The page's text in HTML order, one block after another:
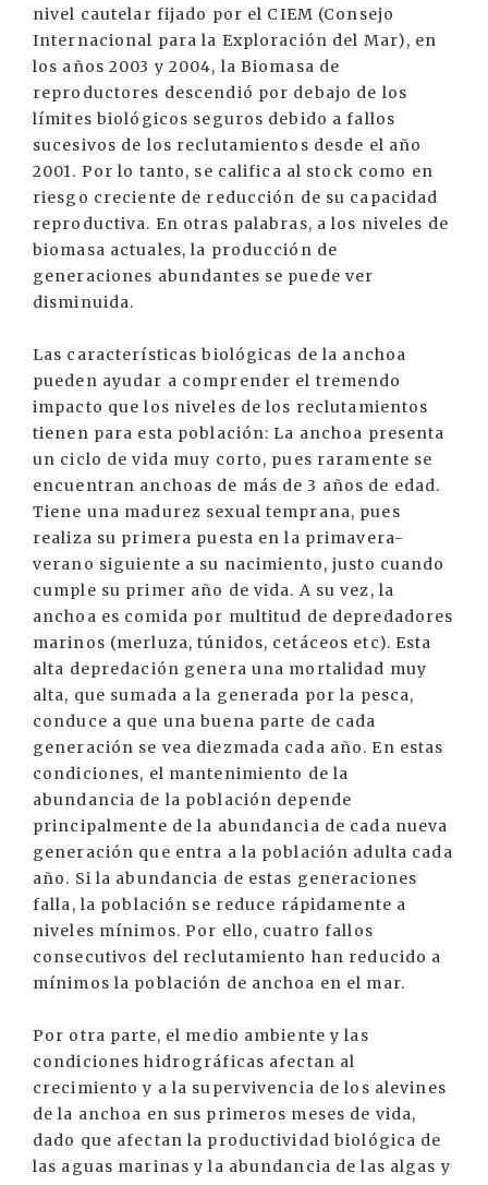
nivel cautelar fijado por el CIEM (Consejo
Internacional para la Exploración del Mar), en
los años 2003 y 2004, la Biomasa de
reproductores descendió por debajo de los
límites biológicos seguros debido a fallos
sucesivos de los reclutamientos desde el año
2001. Por lo tanto, se califica al stock como en
riesgo creciente de reducción de su capacidad
reproductiva. En otras palabras, a los niveles de
biomasa actuales, la producción de
generaciones abundantes se puede ver
disminuida.
Las características biológicas de la anchoa
pueden ayudar a comprender el tremendo
impacto que los niveles de los reclutamientos
tienen para esta población: La anchoa presenta
un ciclo de vida muy corto, pues raramente se
encuentran anchoas de más de 3 años de edad.
Tiene una madurez sexual temprana, pues
realiza su primera puesta en la primavera-
verano siguiente a su nacimiento, justo cuando
cumple su primer año de vida. A su vez, la
anchoa es comida por multitud de depredadores
marinos (merluza, túnidos, cetáceos etc). Esta
alta depredación genera una mortalidad muy
alta, que sumada a la generada por la pesca,
conduce a que una buena parte de cada
generación se vea diezmada cada año. En estas
condiciones, el mantenimiento de la
abundancia de la población depende
principalmente de la abundancia de cada nueva
generación que entra a la población adulta cada
año. Si la abundancia de estas generaciones
falla, la población se reduce rápidamente a
niveles mínimos. Por ello, cuatro fallos
consecutivos del reclutamiento han reducido a
mínimos la población de anchoa en el mar.
Por otra parte, el medio ambiente y las
condiciones hidrográficas afectan al
crecimiento y a la supervivencia de los alevines
de la anchoa en sus primeros meses de vida,
dado que afectan la productividad biológica de
las aguas marinas y la abundancia de las algas y